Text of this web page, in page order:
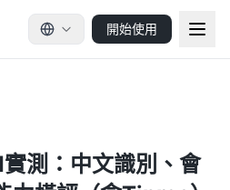
開始使用
測：中文識別、會